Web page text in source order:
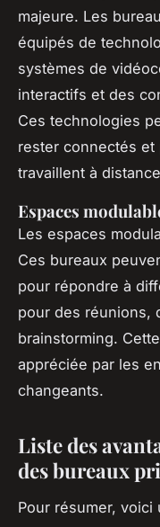
majeure. Les
équipés de
systèmes de
interactifs et des
Ces technologies
rester connectés
travaillent à
Espaces
Les espaces
Ces bureaux
pour répondre à
pour des réunions,
brainstorming.
appréciée par les
changeants.
Liste des
des bureaux
Pour résumer,